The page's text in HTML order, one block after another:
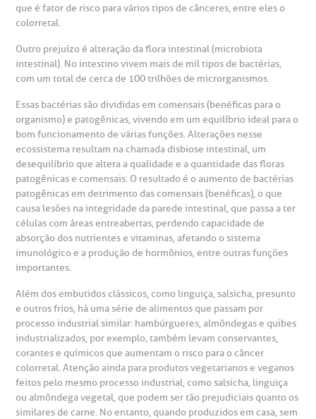
R. Martiniano de Carvalho, 965
CEP: 01323-001 | Bela Vista
São Paulo - SP
Clínica Medicina da Mulher
Saiba mais
R. Colômbia, 332
CEP: 01438-000 | Jardim Paulista
São Paulo - SP
de Benchmarking
frequentes
de Sangue
de órgãos
de cuidado
e perdidos
que é fator de risco para vários tipos de cânceres, entre eles o
colorretal.
Outro prejuízo é alteração da flora intestinal (microbiota
intestinal). No intestino vivem mais de mil tipos de bactérias,
com um total de cerca de 100 trilhões de microrganismos.
Essas bactérias são divididas em comensais (benéficas para o
organismo) e patogênicas, vivendo em um equilíbrio ideal para o
bom funcionamento de várias funções. Alterações nesse
ecossistema resultam na chamada disbiose intestinal, um
desequilíbrio que altera a qualidade e a quantidade das floras
patogênicas e comensais. O resultado é o aumento de bactérias
patogênicas em detrimento das comensais (benéficas), o que
causa lesões na integridade da parede intestinal, que passa a ter
células com áreas entreabertas, perdendo capacidade de
absorção dos nutrientes e vitaminas, afetando o sistema
imunológico e a produção de hormônios, entre outras funções
importantes.
Além dos embutidos clássicos, como linguiça, salsicha, presunto
e outros frios, há uma série de alimentos que passam por
processo industrial similar: hambúrgueres, almôndegas e quibes
industrializados, por exemplo, também levam conservantes,
corantes e químicos que aumentam o risco para o câncer
colorretal. Atenção ainda para produtos vegetarianos e veganos
feitos pelo mesmo processo industrial, como salsicha, linguiça
ou almôndega vegetal, que podem ser tão prejudiciais quanto os
similares de carne. No entanto, quando produzidos em casa, sem